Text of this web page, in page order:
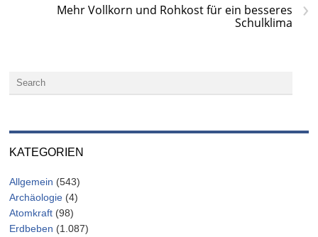
›
Mehr Vollkorn und Rohkost für ein besseres
Schulklima
KATEGORIEN
Allgemein (543)
Archäologie (4)
Atomkraft (98)
Erdbeben (1.087)